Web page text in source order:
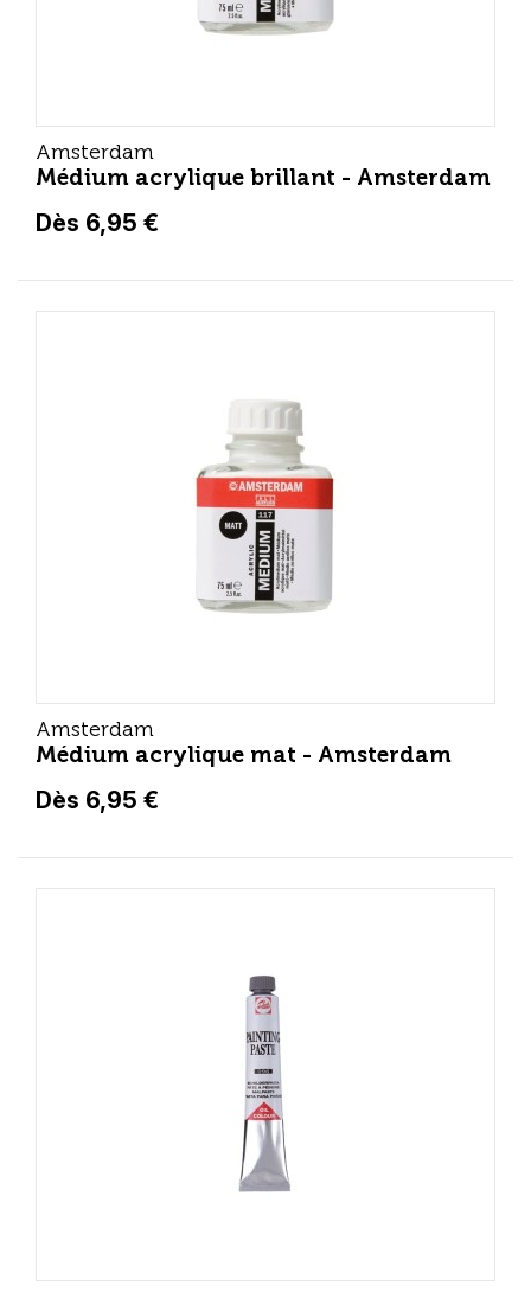
Amsterdam
Médium acrylique brillant - Amsterdam
Dès 6,95 €
Amsterdam
Médium acrylique mat - Amsterdam
Dès 6,95 €